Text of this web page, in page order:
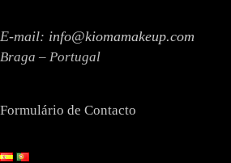
E-mail: info@kiomamakeup.com
Braga – Portugal
Formulário de Contacto